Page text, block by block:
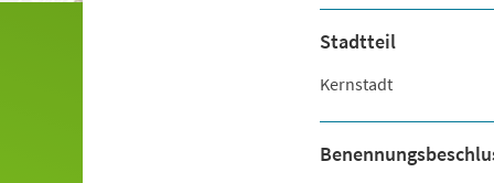
Stadtteil
Kernstadt